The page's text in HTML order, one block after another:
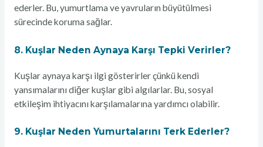
ederler. Bu, yumurtlama ve yavruların büyütülmesi
sürecinde koruma sağlar.
8. Kuşlar Neden Aynaya Karşı Tepki Verirler?
Kuşlar aynaya karşı ilgi gösterirler çünkü kendi
yansımalarını diğer kuşlar gibi algılarlar. Bu, sosyal
etkileşim ihtiyacını karşılamalarına yardımcı olabilir.
9. Kuşlar Neden Yumurtalarını Terk Ederler?